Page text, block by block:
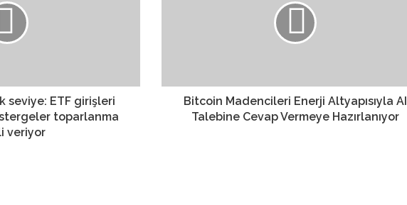
seviye: ETF girişleri
toparlanma
veriyor
Bitcoin Madencileri Enerji Altyapısıyla AI
Talebine Cevap Vermeye Hazırlanıyor